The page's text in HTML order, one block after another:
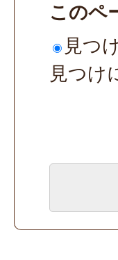
このペ
見つ
見つけ